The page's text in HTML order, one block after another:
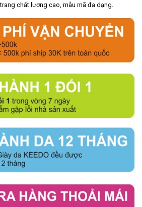
chất lượng cao, mẫu mã đa dạng.